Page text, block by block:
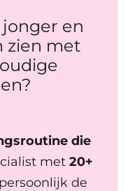
en
zien met
die
met 20+
de